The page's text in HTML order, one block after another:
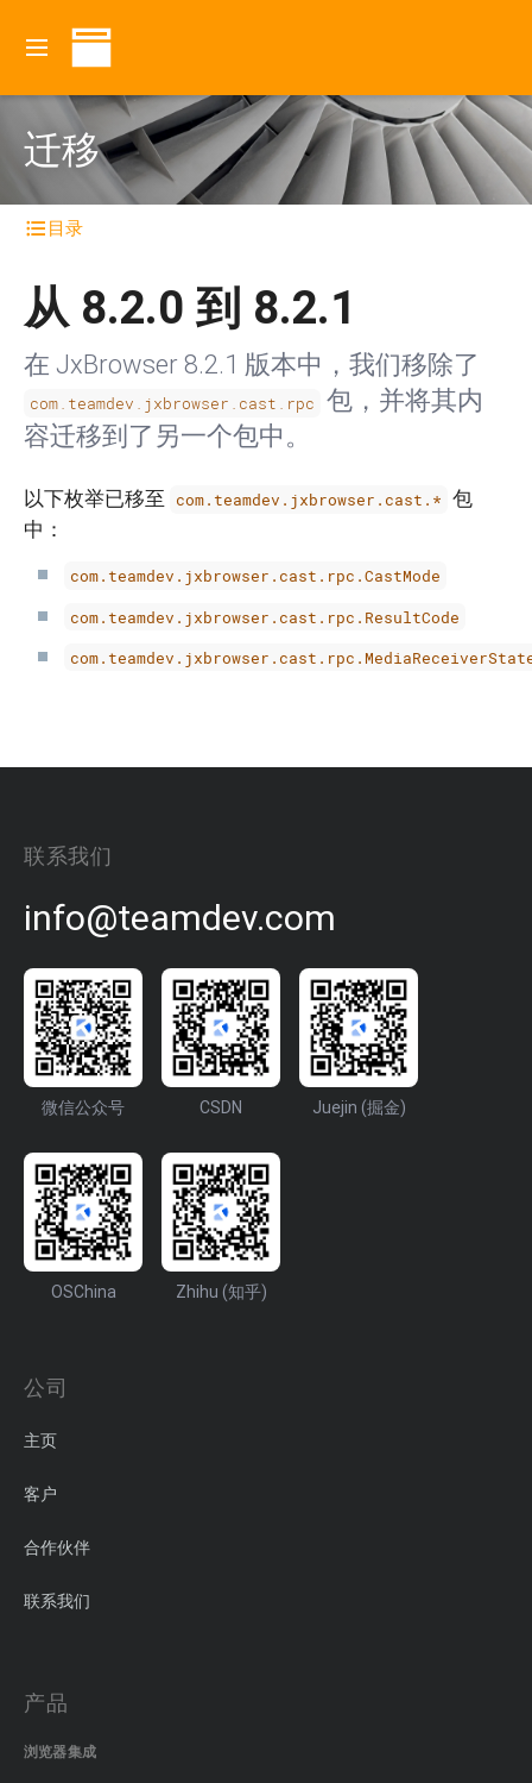
迁移
目录
从 8.2.0 到 8.2.1
在 JxBrowser 8.2.1 版本中，我们移除了
com.teamdev.jxbrowser.cast.rpc
包，并将其内
容迁移到了另一个包中。
以下枚举已移至 com.teamdev.jxbrowser.cast.* 包
中：
com.teamdev.jxbrowser.cast.rpc.CastMode
com.teamdev.jxbrowser.cast.rpc.ResultCode
联系我们
info@teamdev.com
微信公众号 CSDN Juejin (掘金)
OSChina Zhihu (知乎)
公司
主页
客户
合作伙伴
联系我们
产品
浏览器集成